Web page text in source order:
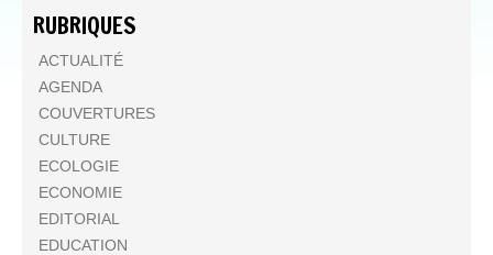
RUBRIQUES
ACTUALITÉ
AGENDA
COUVERTURES
CULTURE
ECOLOGIE
ECONOMIE
EDITORIAL
EDUCATION